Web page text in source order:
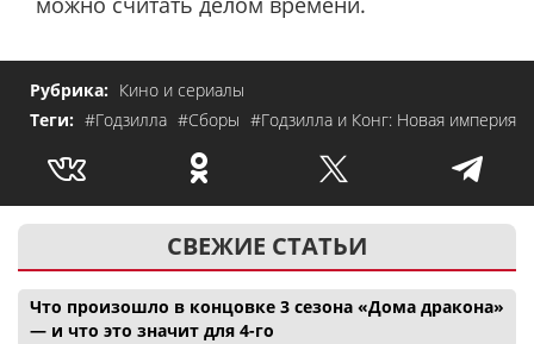
Рубрика: Кино и сериалы
Теги: #Годзилла #Сборы #Годзилла и Конг: Новая империя
СВЕЖИЕ СТАТЬИ
Что произошло в концовке 3 сезона «Дома дракона»
— и что это значит для 4-го